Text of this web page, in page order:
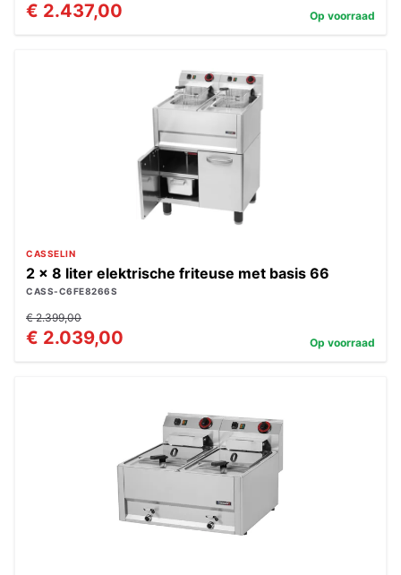
€ 2.437,00 Op voorraad
CASSELIN
2 x 8 liter elektrische friteuse met basis 66
CASS-C6FE8266S
€ 2.399,00
€ 2.039,00 Op voorraad